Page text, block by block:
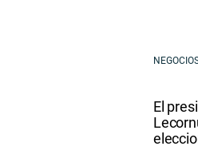
El